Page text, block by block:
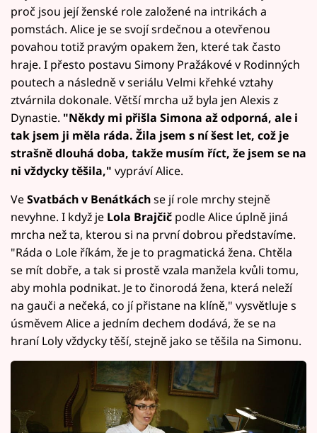
proč jsou její ženské role založené na intrikách a
pomstách. Alice je se svojí srdečnou a otevřenou
povahou totiž pravým opakem žen, které tak často
hraje. I přesto postavu Simony Pražákové v Rodinných
poutech a následně v seriálu Velmi křehké vztahy
ztvárnila dokonale. Větší mrcha už byla jen Alexis z
Dynastie. "Někdy mi přišla Simona až odporná, ale i
tak jsem ji měla ráda. Žila jsem s ní šest let, což je
strašně dlouhá doba, takže musím říct, že jsem se na
ni vždycky těšila," vypráví Alice.
VeSvatbách v Benátkáchse jí role mrchy stejně
nevyhne. I když je Lola Brajčič podle Alice úplně jiná
mrcha než ta, kterou si na první dobrou představíme.
"Ráda o Lole říkám, že je to pragmatická žena. Chtěla
se mít dobře, a tak si prostě vzala manžela kvůli tomu,
aby mohla podnikat. Je to činorodá žena, která neleží
na gauči a nečeká, co jí přistane na klíně," vysvětluje s
úsměvem Alice a jedním dechem dodává, že se na
hraní Loly vždycky těší, stejně jako se těšila na Simonu.